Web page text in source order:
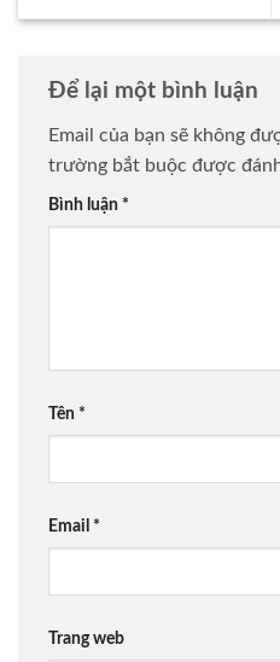
Để lại một bình luận
Email của bạn sẽ không
trường bắt buộc được
Bình luận *
Tên *
Email *
Trang web